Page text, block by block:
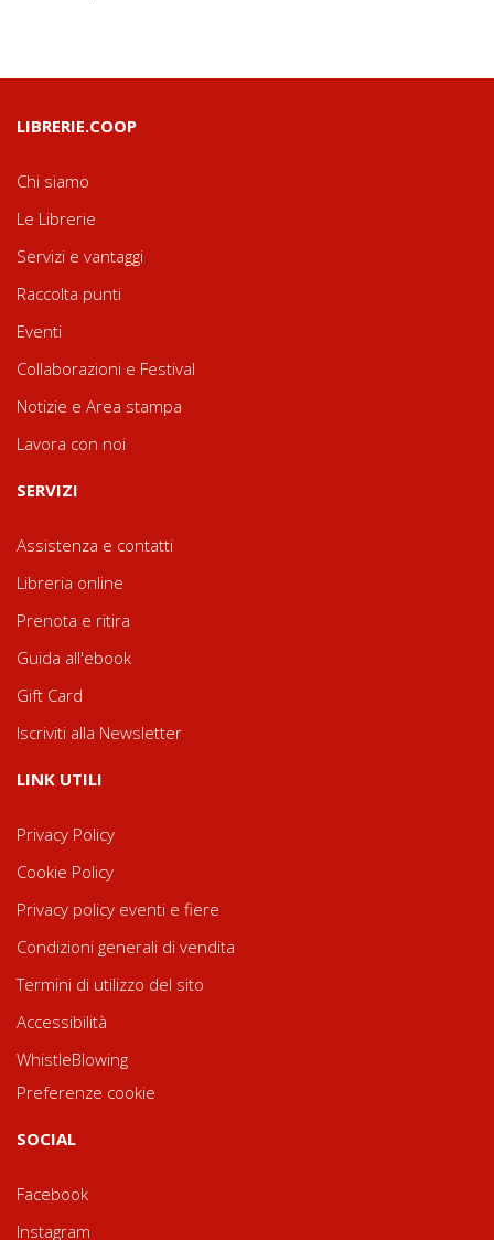
LIBRERIE.COOP
Chi siamo
Le Librerie
Servizi e vantaggi
Raccolta punti
Eventi
Collaborazioni e Festival
Notizie e Area stampa
Lavora con noi
SERVIZI
Assistenza e contatti
Libreria online
Prenota e ritira
Guida all'ebook
Gift Card
Iscriviti alla Newsletter
LINK UTILI
Privacy Policy
Cookie Policy
Privacy policy eventi e fiere
Condizioni generali di vendita
Termini di utilizzo del sito
Accessibilità
WhistleBlowing
Preferenze cookie
SOCIAL
Facebook
Instagram